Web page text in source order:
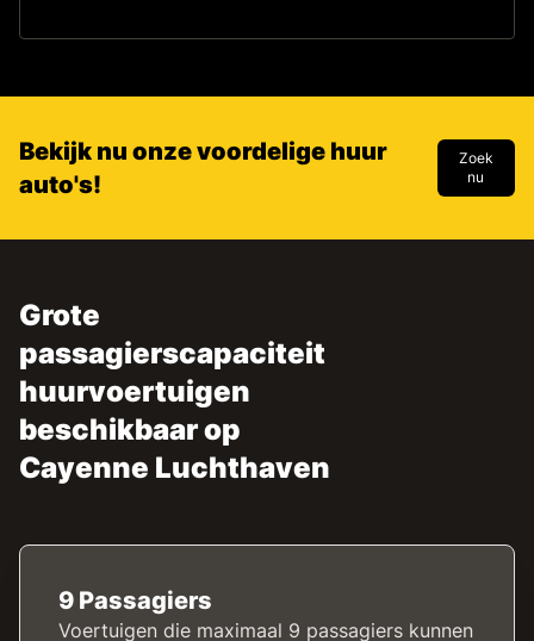
Bekijk nu onze voordelige huur
auto's!
Zoek
nu
Grote
passagierscapaciteit
huurvoertuigen
beschikbaar op
Cayenne Luchthaven
9 Passagiers
Voertuigen die maximaal 9 passagiers kunnen